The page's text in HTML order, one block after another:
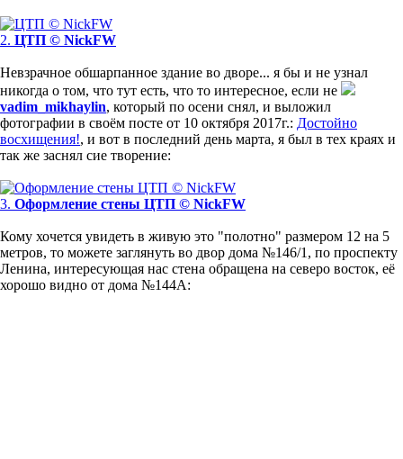
2. ЦТП © NickFW
Невзрачное обшарпанное здание во дворе... я бы и не узнал
никогда о том, что тут есть, что то интересное, если не
vadim_mikhaylin, который по осени снял, и выложил
фотографии в своём посте от 10 октября 2017г.: Достойно
восхищения!, и вот в последний день марта, я был в тех краях и
так же заснял сие творение:
3. Оформление стены ЦТП © NickFW
Кому хочется увидеть в живую это "полотно" размером 12 на 5
метров, то можете заглянуть во двор дома №146/1, по проспекту
Ленина, интересующая нас стена обращена на северо восток, её
хорошо видно от дома №144А: